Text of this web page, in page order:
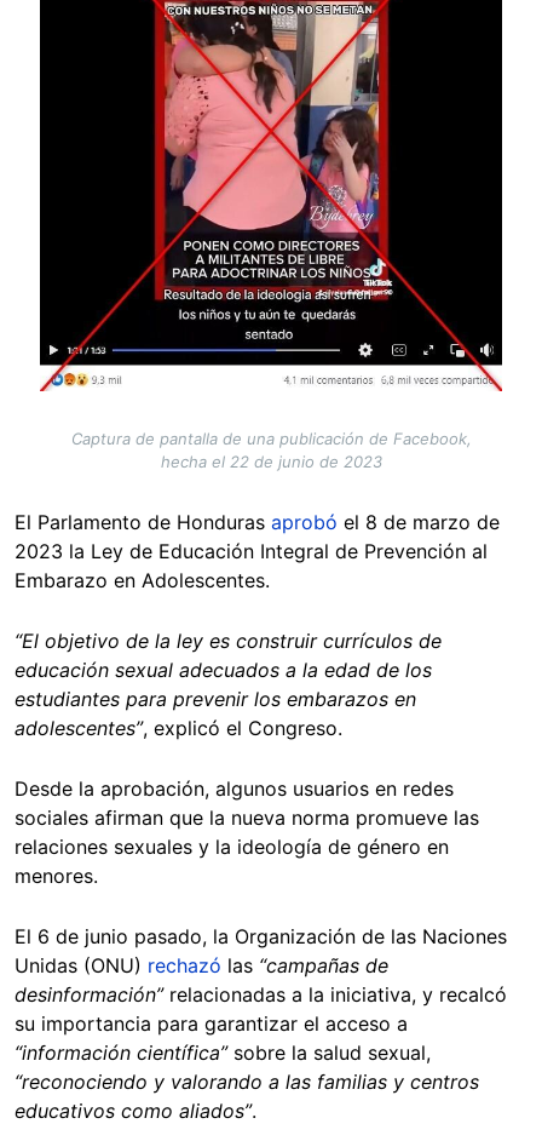
Captura de pantalla de una publicación de Facebook,
hecha el 22 de junio de 2023
El Parlamento de Honduras aprobó el 8 de marzo de
2023 la Ley de Educación Integral de Prevención al
Embarazo en Adolescentes.
“El objetivo de la ley es construir currículos de
educación sexual adecuados a la edad de los
estudiantes para prevenir los embarazos en
adolescentes”, explicó el Congreso.
Desde la aprobación, algunos usuarios en redes
sociales afirman que la nueva norma promueve las
relaciones sexuales y la ideología de género en
menores.
El 6 de junio pasado, la Organización de las Naciones
Unidas (ONU) rechazó las “campañas de
desinformación”relacionadas a la iniciativa, y recalcó
su importancia para garantizar el acceso a
“información científica”sobre la salud sexual,
“reconociendo y valorando a las familias y centros
educativos como aliados”.